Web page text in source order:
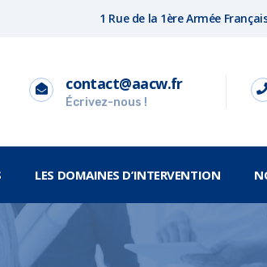
1 Rue de la 1ère Armée
contact@aacw.fr
Écrivez-nous !
LES DOMAINES D’INTERVENTION